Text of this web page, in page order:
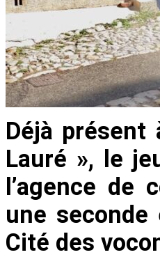
Déjà présent
Lauré », le
l’agence de
une seconde
Cité des